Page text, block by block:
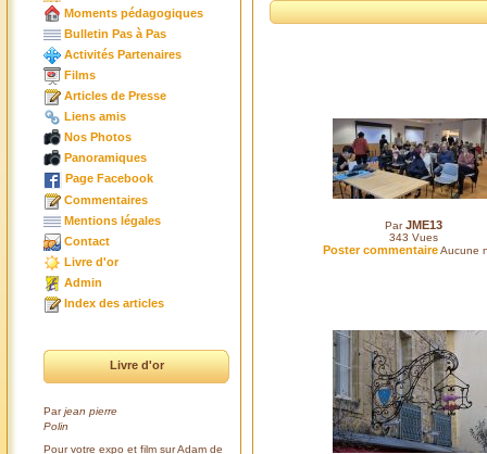
Moments pédagogiques
Bulletin Pas à Pas
Activités Partenaires
Films
Articles de Presse
Liens amis
Nos Photos
Panoramiques
Page Facebook
Commentaires
Mentions légales
Contact
Livre d'or
Admin
Index des articles
Livre d'or
Parjean pierre
Polin
Pour votre expo et film sur Adam de
ParJME13
343 Vues
Poster commentaireAucune